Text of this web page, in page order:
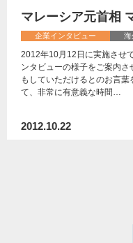
マレーシア元首相
企業インタビュー 海
2012年10月12日に実施させ
ンタビューの様子をご案内
もしていただけるとのお言
て、非常に有意義な時間…
2012.10.22